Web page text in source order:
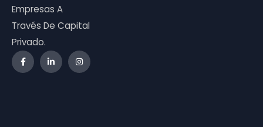
Empresas A
Través De Capital
Privado.